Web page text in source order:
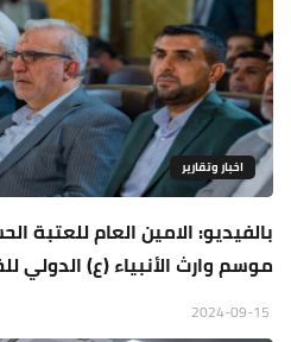
اخبار وتقارير
بالفيديو: الامين العام للعتبة
موسم وارث الأنبياء (ع) الدولي